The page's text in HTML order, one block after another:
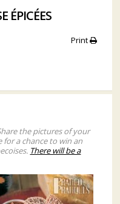
ÉPICÉES
Print
the pictures of your
a chance to win an
There will be a